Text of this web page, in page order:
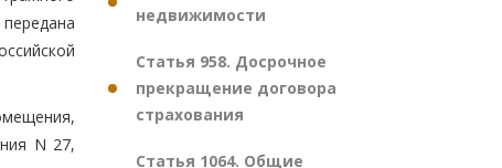
N 27,
недвижимости
Статья 958. Досрочное
прекращение договора
страхования
Статья 1064. Общие